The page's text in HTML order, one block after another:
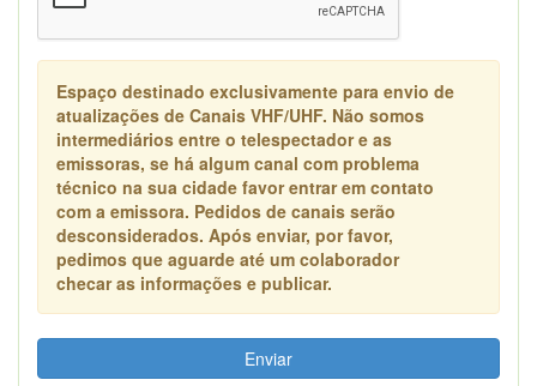
Espaço destinado exclusivamente para envio de
atualizações de Canais VHF/UHF. Não somos
intermediários entre o telespectador e as
emissoras, se há algum canal com problema
técnico na sua cidade favor entrar em contato
com a emissora. Pedidos de canais serão
desconsiderados. Após enviar, por favor,
pedimos que aguarde até um colaborador
checar as informações e publicar.
Enviar